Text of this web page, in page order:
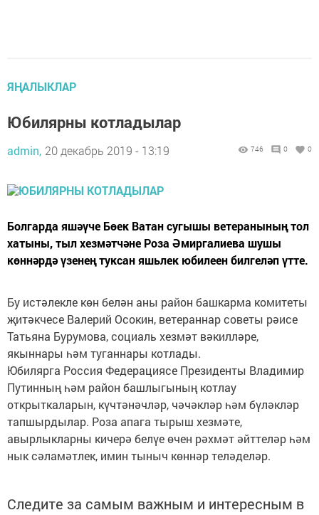
ЯҢАЛЫКЛАР
Юбилярны котладылар
admin, 20 декабрь 2019 - 13:19 746 0 0
Болгарда яшәүче Бөек Ватан сугышы ветеранының тол
хатыны, тыл хезмәтчәне Роза Әмиргалиева шушы
көннәрдә үзенең туксан яшьлек юбилеен билгеләп үтте.
Бу истәлекле көн белән аны район башкарма комитеты
җитәкчесе Валерий Осокин, ветераннар советы рәисе
Татьяна Бурумова, социаль хезмәт вәкилләре,
якыннары һәм туганнары котлады.
Юбилярга Россия Федерациясе Президенты Владимир
Путинның һәм район башлыгының котлау
открыткаларын, күчтәнәчләр, чәчәкләр һәм бүләкләр
тапшырдылар. Роза апага тырыш хезмәте,
авырлыкларны кичерә белүе өчен рәхмәт әйттеләр һәм
нык сәламәтлек, имин тыныч көннәр теләделәр.
Следите за самым важным и интересным в